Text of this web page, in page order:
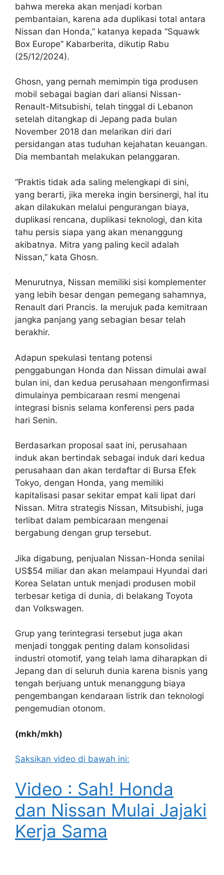
bahwa mereka akan menjadi korban
pembantaian, karena ada duplikasi total antara
Nissan dan Honda,” katanya kepada “Squawk
Box Europe” Kabarberita, dikutip Rabu
(25/12/2024).
Ghosn, yang pernah memimpin tiga produsen
mobil sebagai bagian dari aliansi Nissan-
Renault-Mitsubishi, telah tinggal di Lebanon
setelah ditangkap di Jepang pada bulan
November 2018 dan melarikan diri dari
persidangan atas tuduhan kejahatan keuangan.
Dia membantah melakukan pelanggaran.
“Praktis tidak ada saling melengkapi di sini,
yang berarti, jika mereka ingin bersinergi, hal itu
akan dilakukan melalui pengurangan biaya,
duplikasi rencana, duplikasi teknologi, dan kita
tahu persis siapa yang akan menanggung
akibatnya. Mitra yang paling kecil adalah
Nissan,” kata Ghosn.
Menurutnya, Nissan memiliki sisi komplementer
yang lebih besar dengan pemegang sahamnya,
Renault dari Prancis. Ia merujuk pada kemitraan
jangka panjang yang sebagian besar telah
berakhir.
Adapun spekulasi tentang potensi
penggabungan Honda dan Nissan dimulai awal
bulan ini, dan kedua perusahaan mengonfirmasi
dimulainya pembicaraan resmi mengenai
integrasi bisnis selama konferensi pers pada
hari Senin.
Berdasarkan proposal saat ini, perusahaan
induk akan bertindak sebagai induk dari kedua
perusahaan dan akan terdaftar di Bursa Efek
Tokyo, dengan Honda, yang memiliki
kapitalisasi pasar sekitar empat kali lipat dari
Nissan. Mitra strategis Nissan, Mitsubishi, juga
terlibat dalam pembicaraan mengenai
bergabung dengan grup tersebut.
Jika digabung, penjualan Nissan-Honda senilai
US$54 miliar dan akan melampaui Hyundai dari
Korea Selatan untuk menjadi produsen mobil
terbesar ketiga di dunia, di belakang Toyota
dan Volkswagen.
Grup yang terintegrasi tersebut juga akan
menjadi tonggak penting dalam konsolidasi
industri otomotif, yang telah lama diharapkan di
Jepang dan di seluruh dunia karena bisnis yang
tengah berjuang untuk menanggung biaya
pengembangan kendaraan listrik dan teknologi
pengemudian otonom.
(mkh/mkh)
Saksikan video di bawah ini:
Video : Sah! Honda
dan Nissan Mulai Jajaki
Kerja Sama